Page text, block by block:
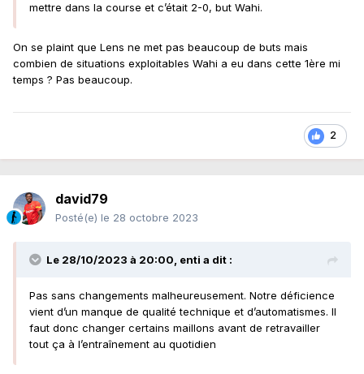
mettre dans la course et c’était 2-0, but Wahi.
On se plaint que Lens ne met pas beaucoup de buts mais
combien de situations exploitables Wahi a eu dans cette 1ère mi
temps ? Pas beaucoup.
2
david79
Posté(e) le 28 octobre 2023
Le 28/10/2023 à 20:00, enti a dit :
Pas sans changements malheureusement. Notre déficience
vient d’un manque de qualité technique et d’automatismes. Il
faut donc changer certains maillons avant de retravailler
tout ça à l’entraînement au quotidien